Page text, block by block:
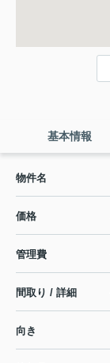
基本情報
物件名
価格
管理費
間取り / 詳細
向き